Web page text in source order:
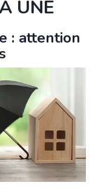
UNE
: attention